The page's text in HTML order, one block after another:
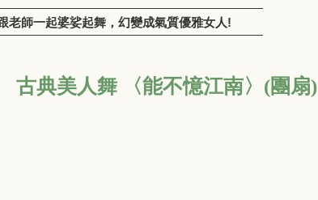
老師一起婆娑起舞，幻變成氣質優雅女人!
古典美人舞 〈能不憶江南〉(團扇)